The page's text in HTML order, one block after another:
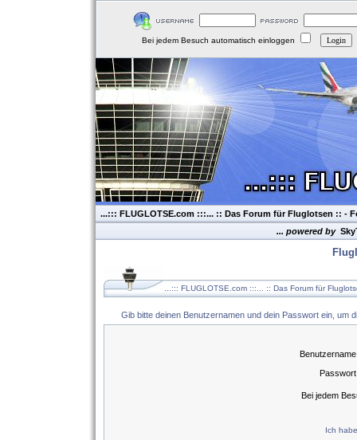
Bei jedem Besuch automatisch einloggen
...::: FLUGLOTSE.com :::... :: Das Forum für Fluglotsen :: -
... powered by
...::: FLUGLOTSE.com :::... :: Das Forum für
Gib bitte deinen Benutzernamen und dein Passwort ein, um
Bei jedem
Ich